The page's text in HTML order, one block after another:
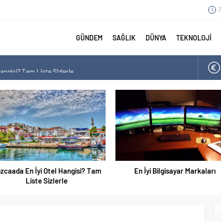
GÜNDEM SAĞLIK DÜNYA TEKNOLOJİ
Tam Liste Sizlerle
Tam Listesi
En İyi Bilgisayar Markaları
En İyi Biotin Hapı Markaları Tam